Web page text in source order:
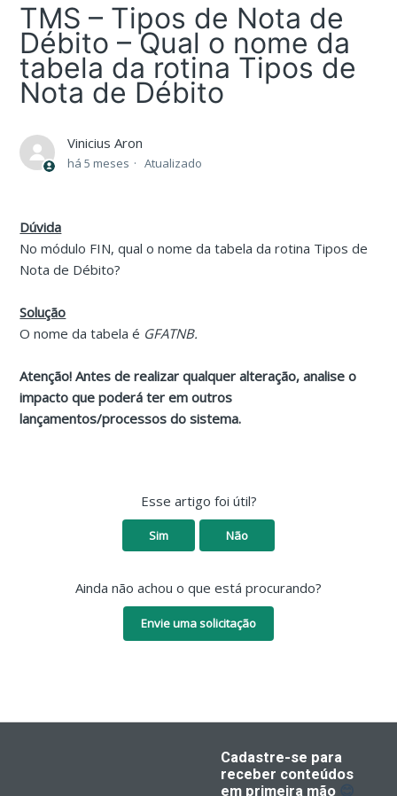
TMS – Tipos de Nota de
Débito – Qual o nome da
tabela da rotina Tipos de
Nota de Débito
Vinicius Aron
há 5 meses Atualizado
Dúvida
No módulo FIN, qual o nome da tabela da rotina Tipos de
Nota de Débito?
Solução
O nome da tabela é GFATNB.
Atenção! Antes de realizar qualquer alteração, analise o
impacto que poderá ter em outros
lançamentos/processos do sistema.
Esse artigo foi útil?
Sim Não
Ainda não achou o que está procurando?
Envie uma solicitação